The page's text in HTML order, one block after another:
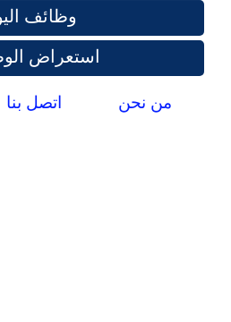
وظائف
استعراض
من نحن اتصل بنا